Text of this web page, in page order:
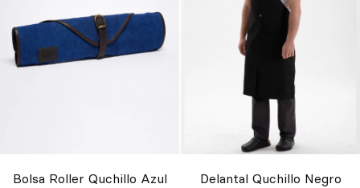
Bolsa Roller Quchillo Azul Delantal Quchillo Negro